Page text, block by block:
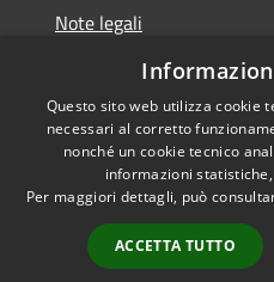
Note legali
Dichiarazione di
Accessibilità
Questo sito web utilizza cookie
necessari al corretto
nonché un cookie tecnico
informazioni
Per maggiori dettagli, può
ACCETTA TUTTO